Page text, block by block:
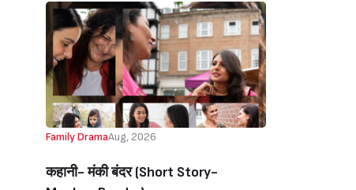
मोबाइल, सोहेल खान हुए इमोशनल (Salman
Khan Break Rules Bring Mobile
Inside Reality Show Alliance For
Brother Sohail Khan Emotional)
Family DramaAug, 2026
कहानी- मंकी बंदर‌ (Short Story-